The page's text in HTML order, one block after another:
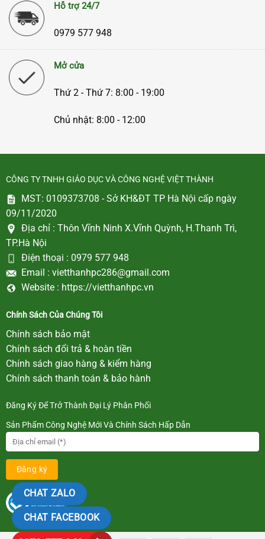
Hỗ trợ 24/7
0979 577 948
Mở cửa
Thứ 2 - Thứ 7: 8:00 - 19:00
Chủ nhật: 8:00 - 12:00
CÔNG TY TNHH GIÁO DỤC VÀ CÔNG NGHỆ VIỆT THÀNH
MST: 0109373708 - Sở KH&ĐT TP Hà Nội cấp ngày
09/11/2020
Địa chỉ : Thôn Vĩnh Ninh X.Vĩnh Quỳnh, H.Thanh Trì,
TP.Hà Nội
Điện thoại : 0979 577 948
Email : vietthanhpc286@gmail.com
Website : https://vietthanhpc.vn
Chính Sách Của Chúng Tôi
Chính sách bảo mật
Chính sách đổi trả & hoàn tiền
Chính sách giao hàng & kiểm hàng
Chính sách thanh toán & bảo hành
Đăng Ký Để Trở Thành Đại Lý Phân Phối
Sản Phẩm Công Nghệ Mới Và Chính Sách Hấp Dẫn
CHAT ZALO
CHAT FACEBOOK